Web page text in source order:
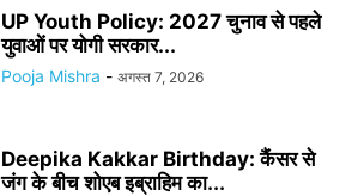
UP Youth Policy: 2027 चुनाव से पहले
युवाओं पर योगी सरकार...
Pooja Mishra - अगस्त 7, 2026
Deepika Kakkar Birthday: कैंसर से
जंग के बीच शोएब इब्राहिम का...